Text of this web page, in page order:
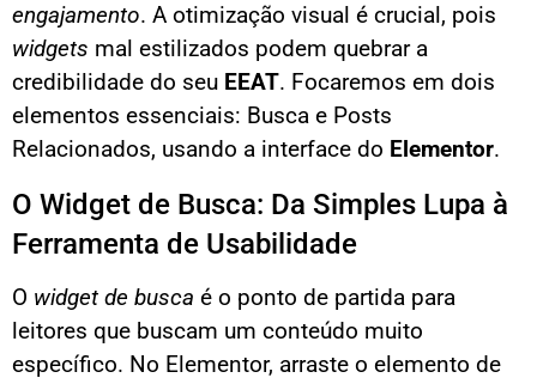
engajamento. A otimização visual é crucial, pois
widgets mal estilizados podem quebrar a
credibilidade do seu EEAT. Focaremos em dois
elementos essenciais: Busca e Posts
Relacionados, usando a interface do Elementor.
O Widget de Busca: Da Simples Lupa à
Ferramenta de Usabilidade
O widget de busca é o ponto de partida para
leitores que buscam um conteúdo muito
específico. No Elementor, arraste o elemento de